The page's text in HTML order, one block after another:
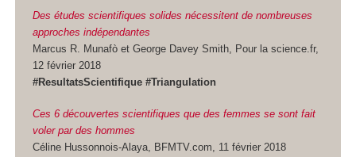
Des études scientifiques solides nécessitent de nombreuses
approches indépendantes
Marcus R. Munafò et George Davey Smith, Pour la science.fr,
12 février 2018
#ResultatsScientifique #Triangulation
Ces 6 découvertes scientifiques que des femmes se sont fait
voler par des hommes
Céline Hussonnois-Alaya, BFMTV.com, 11 février 2018